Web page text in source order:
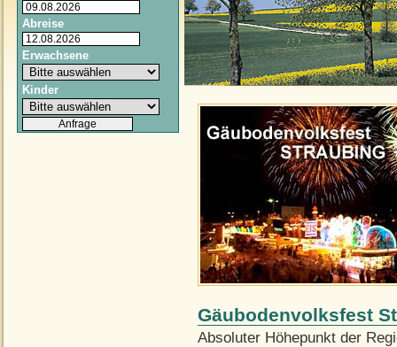
Abreise
Erwachsene
Kinder
Gäubodenvolksfest
Absoluter Höhepunkt der